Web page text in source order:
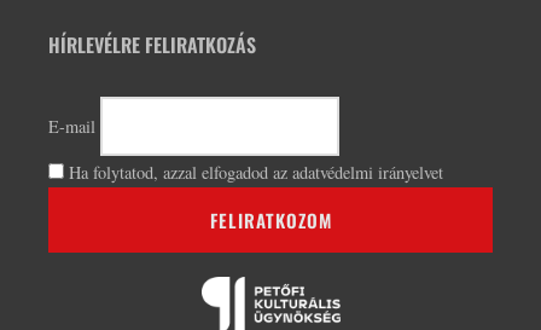
HÍRLEVÉLRE FELIRATKOZÁS
E-mail
Ha folytatod, azzal elfogadod az adatvédelmi irányelvet